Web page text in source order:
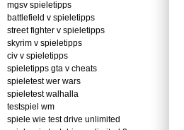
mgsv spieletipps
battlefield v spieletipps
street fighter v spieletipps
skyrim v spieletipps
civ v spieletipps
spieletipps gta v cheats
spieletest wer wars
spieletest walhalla
testspiel wm
spiele wie test drive unlimited